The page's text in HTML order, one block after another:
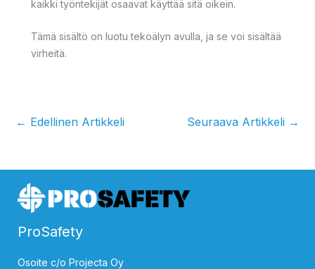
kaikki työntekijät osaavat käyttää sitä oikein.
Tämä sisältö on luotu tekoälyn avulla, ja se voi sisältää
virheitä.
← Edellinen Artikkeli Seuraava Artikkeli →
ProSafety
Osoite c/o Projecta Oy